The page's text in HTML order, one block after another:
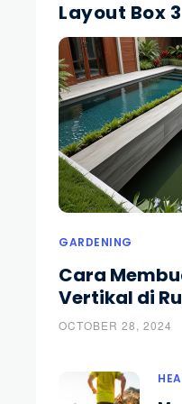
Layout Box 3
GARDENING
Cara
Vertikal di
OCTOBER 28, 2024